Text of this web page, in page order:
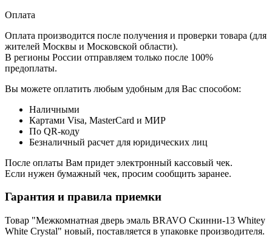
Оплата
Оплата производится после получения и проверки товара (для
жителей Москвы и Московской области).
В регионы России отправляем только после 100%
предоплаты.
Вы можете оплатить любым удобным для Вас способом:
Наличными
Картами Visa, MasterCard и МИР
По QR-коду
Безналичный расчет для юридических лиц
После оплаты Вам придет электронный кассовый чек.
Если нужен бумажный чек, просим сообщить заранее.
Гарантия и правила приемки
Товар "Межкомнатная дверь эмаль BRAVO Скинни-13 Whitey
White Сrystal" новый, поставляется в упаковке производителя.